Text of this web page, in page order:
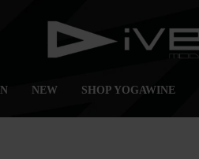
NEW SHOP YOGAWINE